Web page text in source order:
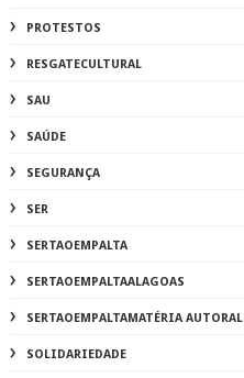
PROTESTOS
RESGATECULTURAL
SAU
SAÚDE
SEGURANÇA
SER
SERTAOEMPALTA
SERTAOEMPALTAALAGOAS
SERTAOEMPALTAMATÉRIA AUTORAL
SOLIDARIEDADE